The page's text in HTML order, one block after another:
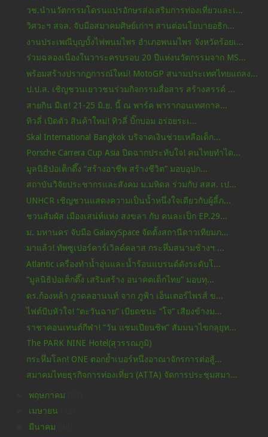
วช.นำนวัตกรรมโดรนแปรอักษรส่งเสริมการท่องเที่ยวและเ...
วิศวะฯ สจล. จับมือสมาคมศิษย์เก่าฯ สานต่อนโยบายอธิก...
งานประเพณีบุญบั้งไฟพนมไพร อำเภอพนมไพร จังหวัดร้อยเ...
ร่วมฉลองเนื่องในวาระครบรอบ 20 ปีแห่งนวัตกรรมจาก MS...
พร้อมสร้างปรากฏการณ์ใหม่! MotoGP สนามประเทศไทยแถลง...
ป.ป.ส. เชิญชวนเยาวชนร่วมกิจกรรมสื่อสาร สร้างสรรค์ ...
สายกิน มีเฮ! 21-25 มิ.ย. นี้ ณ พาร์ค พารากอนเทศกาล...
ทิวลี่ เปิดตัว สินค้าใหม่! ทิวลี่ บิ๊กบอม อร่อยระเ...
Skal International Bangkok บริจาคเงินช่วยเหลือเด็ก...
Porsche Carrera Cup Asia ปิดฉากประทับใจ! คนไทยทำได...
มูลนิธิป่อเต็กตึ๊ง “สร้างอาชีพ สร้างชีวิต” มอบอุปก...
สถาบันวิจัยประชากรและสังคม ม.มหิดล ร่วมกับ สสส. เป...
UNHCR เชิญชวนแสดงความเป็นน้ำหนึ่งใจเดียวกับผู้ลี้ภ...
ชวนสัมผัส เมืองเสน่ห์แห่ง สงขลา กับ คนละเป็ก EP.29...
ม. มหานคร จับมือ GalaxySpace จัดตั้งสถานีดาวเทียมภ...
มาแล้ว! ทัพซูเปอร์คาร์เวิลด์คลาส กระหึ่มสนามช้างฯ ...
Atlantic เครื่องทำน้ำอุ่นและน้ำร้อนแบรนด์ดังระดับโ...
“มูลนิธิป่อเต็กตึ๊ง เสริมสร้าง อนาคตเด็กไทย” มอบทุ...
ดร.ก้องหล้า ภูวดลอานนท์ จาก ภูฟ้า เอ็นเตอร์ไพรส์ ข...
ไฟต์บีบหัวใจ! “ตะวันฉาย” เบียดชนะ “โจ” เสียงข้างม...
ราชาคอนเทนต์กีฬา! “วัน แชมเปียนชิพ” สัมมนาไขกลุยุท...
The PARK NINE Hotel(สุวรรณภูมิ)
กระหึ่มโลก! ONE ตอกย้ำเบอร์หนึ่งอาณาจักรการต่อสู้...
สมาคมไทยธุรกิจการท่องเที่ยว (ATTA) จัดการประชุมสมา...
พฤษภาคม
เมษายน
มีนาคม